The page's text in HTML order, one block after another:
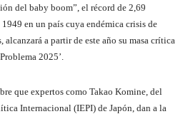
del baby boom”, el récord de 2,69
en un país cuya endémica crisis de
a partir de este año su masa crítica
2025’.
que expertos como Takao Komine, del
Internacional (IEPI) de Japón, dan a la